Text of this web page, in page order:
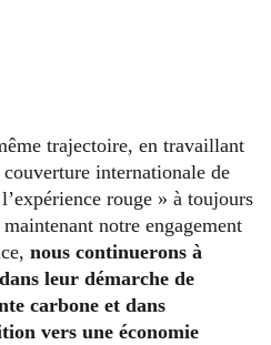
trajectoire, en travaillant
internationale de
rouge » à toujours
notre engagement
nous continuerons à
leur démarche de
carbone et dans
vers une économie